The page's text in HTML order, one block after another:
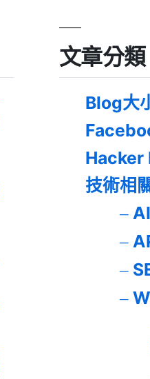
文章分類
Blog大
Hacker
技術相